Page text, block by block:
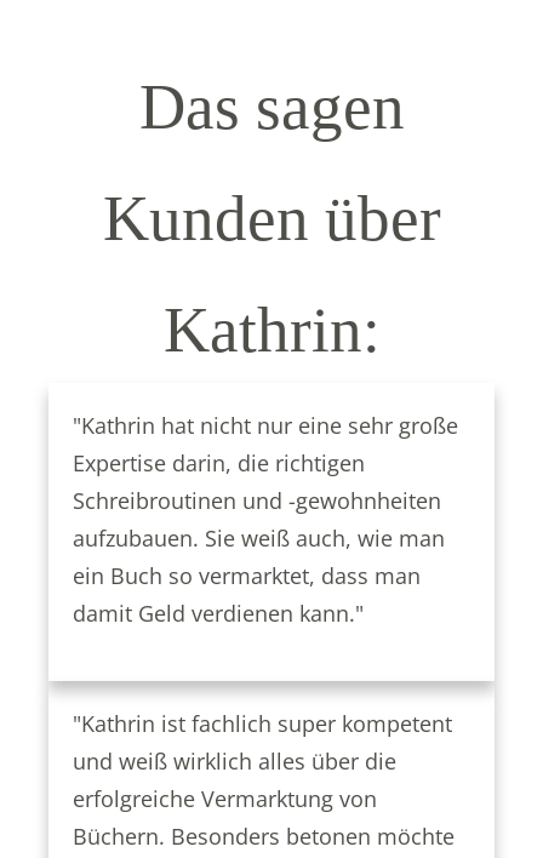
Das sagen
Kunden über
Kathrin:
"Kathrin hat nicht nur eine sehr große
Expertise darin, die richtigen
Schreibroutinen und -gewohnheiten
aufzubauen. Sie weiß auch, wie man
ein Buch so vermarktet, dass man
damit Geld verdienen kann."
"Kathrin ist fachlich super kompetent
und weiß wirklich alles über die
erfolgreiche Vermarktung von
Büchern. Besonders betonen möchte